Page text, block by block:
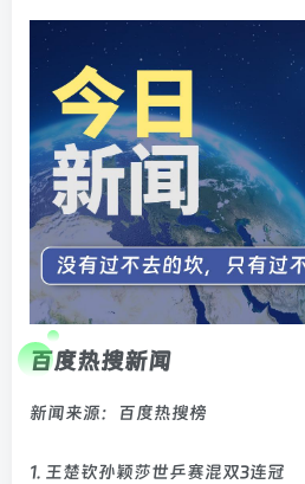
百度热搜新闻
新闻来源：百度热搜榜
1. 王楚钦孙颖莎世乒赛混双3连冠